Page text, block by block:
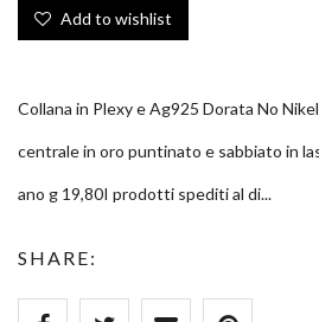
Add to wishlist
Collana in Plexy e Ag925 Dorata No
centrale in oro puntinato e sabbiato in
ano g 19,80I prodotti spediti al di...
SHARE: